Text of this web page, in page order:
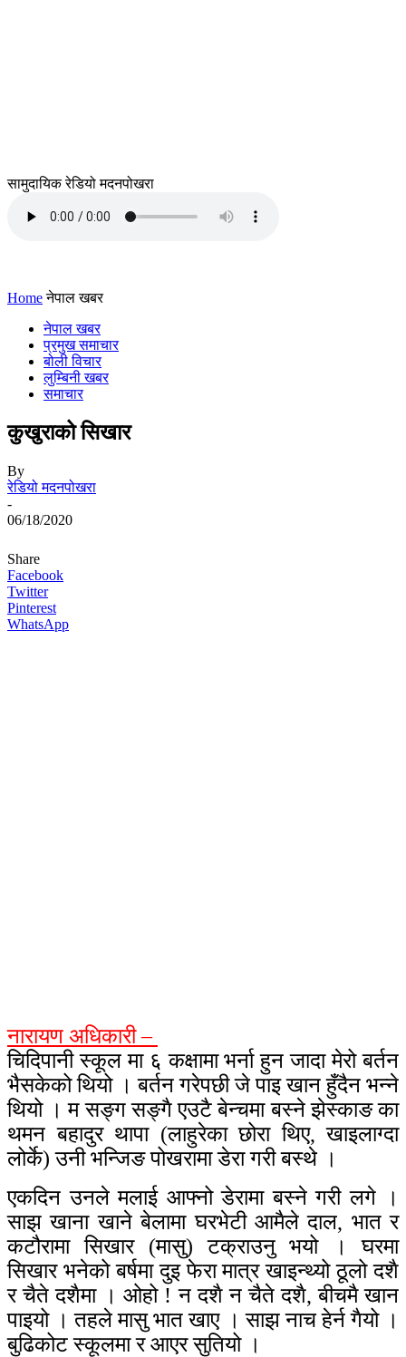
सामुदायिक रेडियो मदनपोखरा
Home नेपाल खबर
नेपाल खबर
प्रमुख समाचार
बोली विचार
लुम्बिनी खबर
समाचार
कुखुराको सिखार
By
रेडियो मदनपोखरा
-
06/18/2020
Share
Facebook
Twitter
Pinterest
WhatsApp
नारायण अधिकारी –
चिदिपानी स्कूल मा ६ कक्षामा भर्ना हुन जादा मेरो बर्तन
भैसकेको थियो । बर्तन गरेपछी जे पाइ खान हुँदैन भन्ने
थियो । म सङ्ग सङ्गै एउटै बेन्चमा बस्ने झेस्काङ का
थमन बहादुर थापा (लाहुरेका छोरा थिए, खाइलाग्दा
लोर्के) उनी भन्जिङ पोखरामा डेरा गरी बस्थे ।
एकदिन उनले मलाई आफ्नो डेरामा बस्ने गरी लगे ।
साझ खाना खाने बेलामा घरभेटी आमैले दाल, भात र
कटौरामा सिखार (मासु) टक्राउनु भयो । घरमा
सिखार भनेको बर्षमा दुइ फेरा मात्र खाइन्थ्यो ठूलो दशै
र चैते दशैमा । ओहो ! न दशै न चैते दशै, बीचमै खान
पाइयो । तहले मासु भात खाए । साझ नाच हेर्न गैयो ।
बुढिकोट स्कूलमा र आएर सुतियो ।